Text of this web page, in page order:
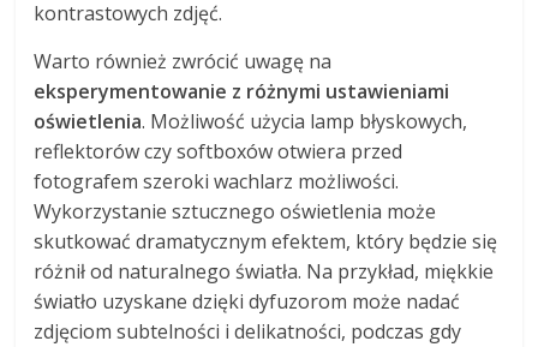
kontrastowych zdjęć.
Warto również zwrócić uwagę na
eksperymentowanie z różnymi ustawieniami
oświetlenia. Możliwość użycia lamp błyskowych,
reflektorów czy softboxów otwiera przed
fotografem szeroki wachlarz możliwości.
Wykorzystanie sztucznego oświetlenia może
skutkować dramatycznym efektem, który będzie się
różnił od naturalnego światła. Na przykład, miękkie
światło uzyskane dzięki dyfuzorom może nadać
zdjęciom subtelności i delikatności, podczas gdy